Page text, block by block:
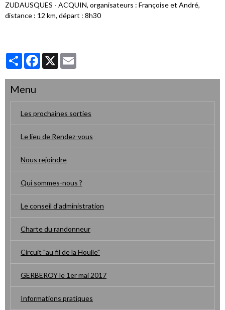
ZUDAUSQUES - ACQUIN, organisateurs : Françoise et André,
distance : 12 km, départ : 8h30
PartagerFacebook
X
Menu
Les prochaines sorties
Le lieu de Rendez-vous
Nous rejoindre
Qui sommes-nous ?
Le conseil d'administration
Charte du randonneur
Circuit "au fil de la Houlle"
GERBEROY le 1er mai 2017
Informations pratiques